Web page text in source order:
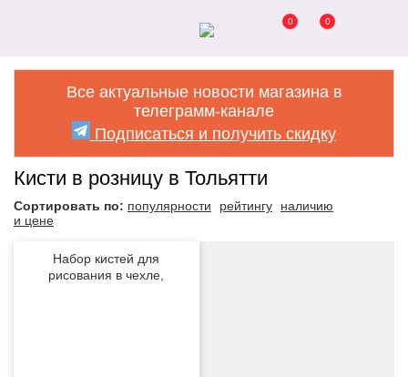
0 0
Все актуальные новости магазина в
телеграмм-канале
Подписаться и получить скидку
Кисти в розницу в Тольятти
Сортировать по: популярности рейтингу
наличию
и цене
Набор кистей для
рисования в чехле,